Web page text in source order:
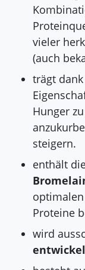
vieler
(auch
trägt
Hunger
steigern.
enthält
Proteine
wird